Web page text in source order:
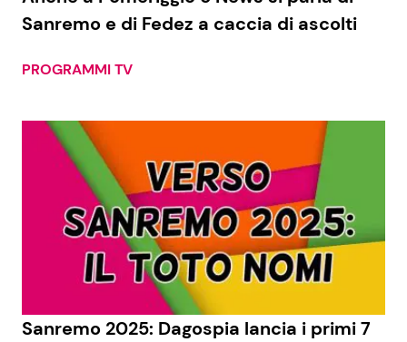
Sanremo e di Fedez a caccia di ascolti
PROGRAMMI TV
Sanremo 2025: Dagospia lancia i primi 7